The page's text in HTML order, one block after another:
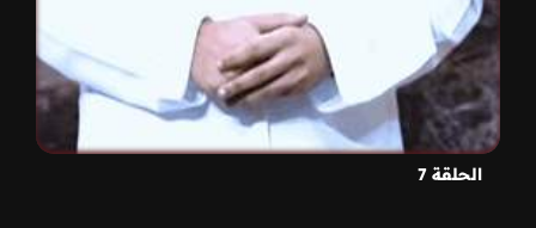
الحلقة 7